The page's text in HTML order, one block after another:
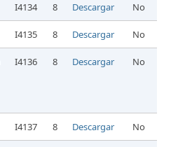
I4134 8 Descargar No
I4135 8 Descargar No
I4136 8 Descargar No
I4137 8 Descargar No